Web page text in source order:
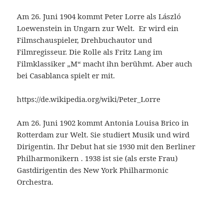
Am 26. Juni 1904 kommt Peter Lorre als László
Loewenstein in Ungarn zur Welt. Er wird ein
Filmschauspieler, Drehbuchautor und
Filmregisseur. Die Rolle als Fritz Lang im
Filmklassiker „M“ macht ihn berühmt. Aber auch
bei Casablanca spielt er mit.
https://de.wikipedia.org/wiki/Peter_Lorre
Am 26. Juni 1902 kommt Antonia Louisa Brico in
Rotterdam zur Welt. Sie studiert Musik und wird
Dirigentin. Ihr Debut hat sie 1930 mit den Berliner
Philharmonikern . 1938 ist sie (als erste Frau)
Gastdirigentin des New York Philharmonic
Orchestra.